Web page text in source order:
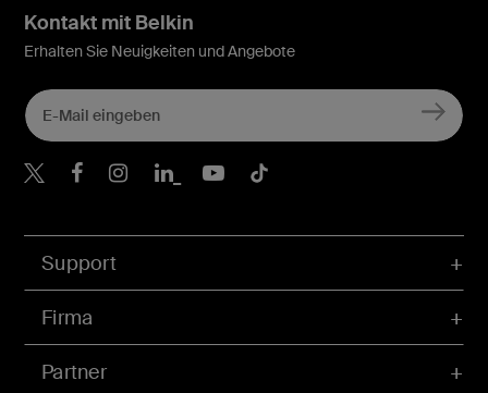
Support
Firma
Partner
Kontakt mit Belkin
Erhalten Sie Neuigkeiten und Angebote
Belkin Twitter
Belkin Facebook
Belkin Instagram
Belkin LinkedIn
Belkin Youtube
Belkin TikTok